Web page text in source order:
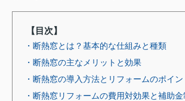
【目次】
・断熱窓とは？基本的な仕組みと種類
・断熱窓の主なメリットと効果
・断熱窓の導入方法とリフォームのポイン
・断熱窓リフォームの費用対効果と補助